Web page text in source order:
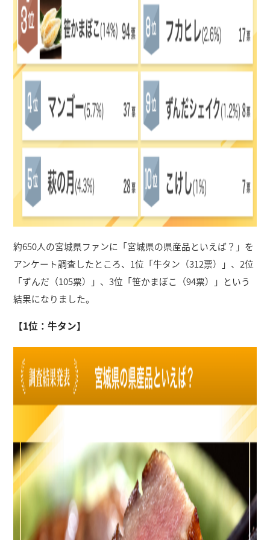
約650人の宮城県ファンに「宮城県の県産品といえば？」を
アンケート調査したところ、1位「牛タン（312票）」、2位
「ずんだ（105票）」、3位「笹かまぼこ（94票）」という
結果になりました。
【1位：牛タン】